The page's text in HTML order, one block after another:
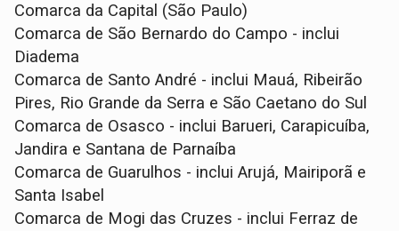
Comarca da Capital (São Paulo)
Comarca de São Bernardo do Campo - inclui
Diadema
Comarca de Santo André - inclui Mauá, Ribeirão
Pires, Rio Grande da Serra e São Caetano do Sul
Comarca de Osasco - inclui Barueri, Carapicuíba,
Jandira e Santana de Parnaíba
Comarca de Guarulhos - inclui Arujá, Mairiporã e
Santa Isabel
Comarca de Mogi das Cruzes - inclui Ferraz de